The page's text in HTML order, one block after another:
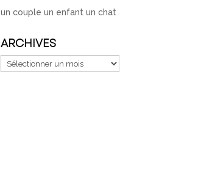
un couple un enfant un chat
ARCHIVES
Archives